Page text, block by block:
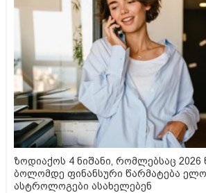
ზოდიაქოს 4 ნიშანი, რომლებსაც
ბოლომდე ფინანსური წარმატება
ასტროლოგები ასახელებენ